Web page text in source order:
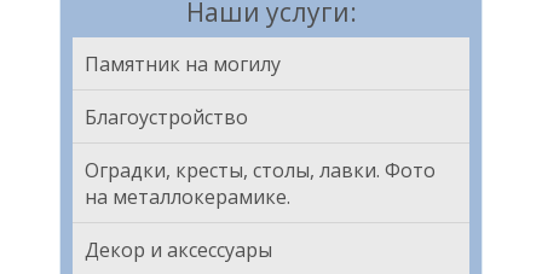
Наши услуги:
Памятник на могилу
Благоустройство
Оградки, кресты, столы, лавки. Фото
на металлокерамике.
Декор и аксессуары